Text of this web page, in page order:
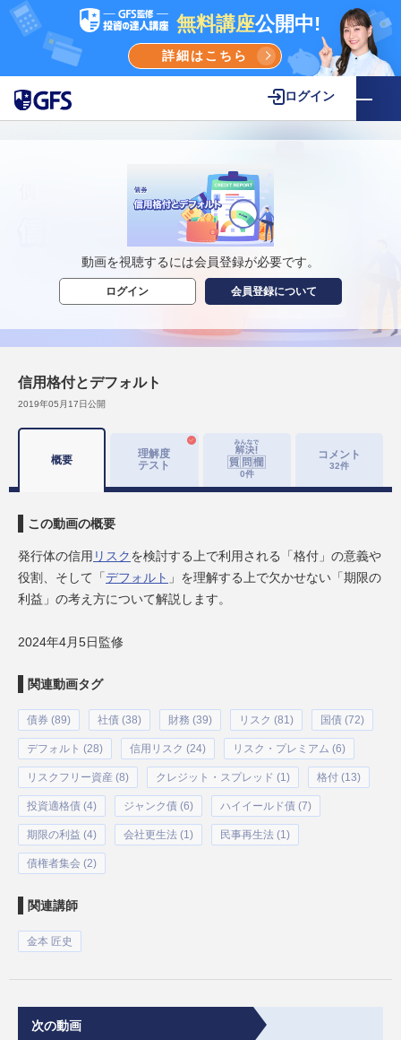
無料講座公開中!
詳細はこちら
ログイン
動画を視聴するには会員登録が必要です。
ログイン 会員登録について
信用格付とデフォルト
2019年05月17日公開
概要
理解度
テスト
0件
コメント
32件
この動画の概要
発行体の信用 リスクを検討する上で利用される「格付」の意義や
役割、そして「デフォルト 」を理解する上で欠かせない「期限の
利益」の考え方について解説します。
2024年4月5日監修
関連動画タグ
債券 (89) 社債 (38) 財務 (39) リスク (81) 国債 (72)
デフォルト (28) 信用リスク (24) リスク・プレミアム (6)
リスクフリー資産 (8) クレジット・スプレッド (1) 格付 (13)
投資適格債 (4) ジャンク債 (6) ハイイールド債 (7)
期限の利益 (4) 会社更生法 (1) 民事再生法 (1)
債権者集会 (2)
関連講師
金本 匠史
次の動画